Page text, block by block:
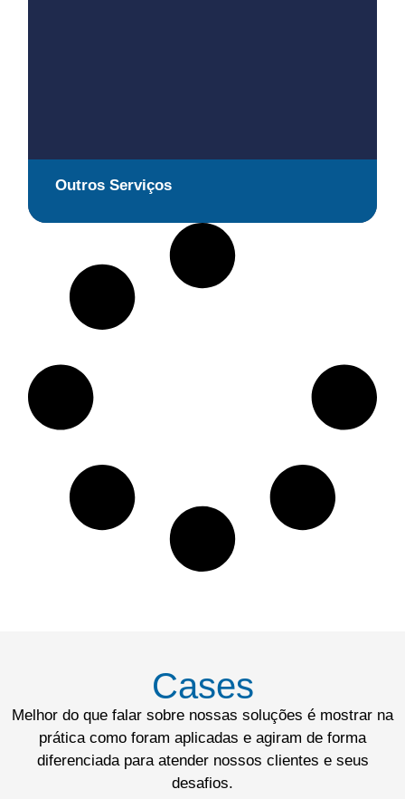
Outros Serviços
Cases
Melhor do que falar sobre nossas soluções é mostrar na
prática como foram aplicadas e agiram de forma
diferenciada para atender nossos clientes e seus
desafios.